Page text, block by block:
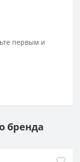
первым и
бренда